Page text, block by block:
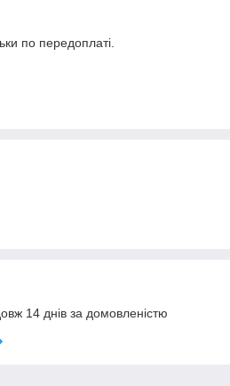
по передоплаті.
14 днів за домовленістю